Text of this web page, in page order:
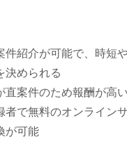
件紹介が可能で、時短
決められる
直案件のため報酬が高い
者で無料のオンライン
が可能